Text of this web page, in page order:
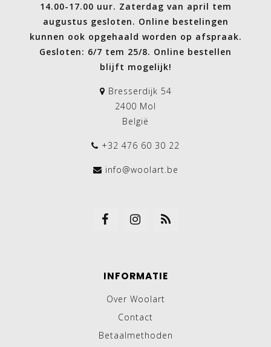
14.00-17.00 uur. Zaterdag van april tem
augustus gesloten. Online bestelingen
kunnen ook opgehaald worden op afspraak.
Gesloten: 6/7 tem 25/8. Online bestellen
blijft mogelijk!
Bresserdijk 54
2400 Mol
België
+32 476 60 30 22
info@woolart.be
INFORMATIE
Over Woolart
Contact
Betaalmethoden